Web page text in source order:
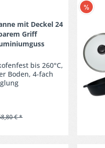
mit Deckel 24
Griff
bis 260°C,
Boden, 4-fach
€ *
Merken